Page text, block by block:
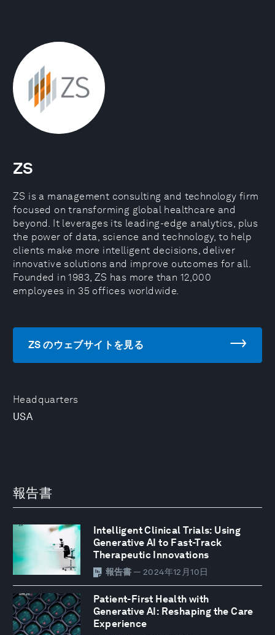
Headquarters
USA
ZS
ZS is a management consulting and technology firm
focused on transforming global healthcare and
beyond. It leverages its leading-edge analytics, plus
the power of data, science and technology, to help
clients make more intelligent decisions, deliver
innovative solutions and improve outcomes for all.
Founded in 1983, ZS has more than 12,000
employees in 35 offices worldwide.
ZS のウェブサイトを見る
報告書
Intelligent Clinical Trials: Using
Generative AI to Fast-Track
Therapeutic Innovations
報告書 — 2024年12月10日
Patient-First Health with
Generative AI: Reshaping the Care
Experience